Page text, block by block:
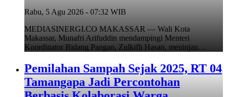
Rabu, 5 Agu 2026 - 07:32 WIB
MEDIASINERGI.CO MAKASSAR — Wali Kota
Makassar, Munafri Arifuddin mendampingi Menteri
Koordinator Bidang Pangan, Zulkifli Hasan, meninjau…
Pemilahan Sampah Sejak 2025, RT 04
Tamangapa Jadi Percontohan